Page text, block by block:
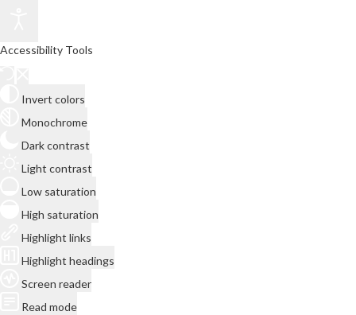
Accessibility Tools
Invert colors
Monochrome
Dark contrast
Light contrast
Low saturation
High saturation
Highlight links
Highlight headings
Screen reader
Read mode